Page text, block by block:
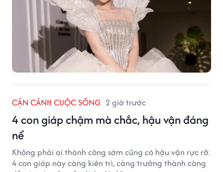
CẬN CẢNH CUỘC SỐNG 2 giờ trước
4 con giáp chậm mà chắc, hậu vận đáng
nể
Không phải ai thành công sớm cũng có hậu vận rực rỡ.
4 con giáp này càng kiên trì, càng trưởng thành càng